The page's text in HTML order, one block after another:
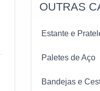
OUTRAS
Estante e
Paletes de Aço
Bandejas e